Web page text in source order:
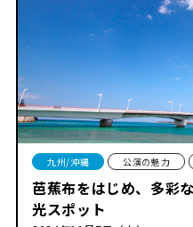
九州/沖縄 公演の魅力
芭蕉布をはじめ、多彩
光スポット